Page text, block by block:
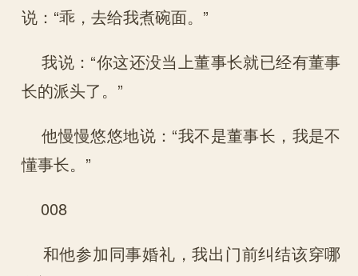
说：“乖，去给我煮碗面。”
我说：“你这还没当上董事长就已经有董事
长的派头了。”
他慢慢悠悠地说：“我不是董事长，我是不
懂事长。”
008
和他参加同事婚礼，我出门前纠结该穿哪